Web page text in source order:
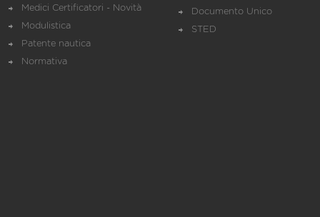
Medici Certificatori - Novità
Modulistica
Patente nautica
Normativa
Documento Unico
STED